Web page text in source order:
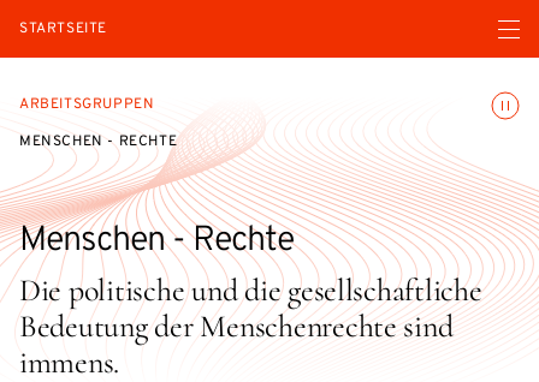
STARTSEITE Menü
ARBEITSGRUPPEN
MENSCHEN - RECHTE
Menschen - Rechte
Die politische und die gesellschaftliche
Bedeutung der Menschenrechte sind
immens.